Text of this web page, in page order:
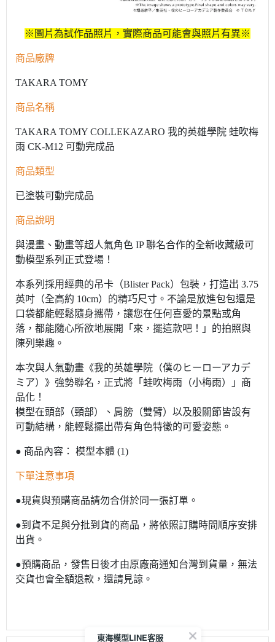
※圖片為試作品照片，實際商品可能會與照片有異※
商品廠牌
TAKARA TOMY
商品名稱
TAKARA TOMY COLLEKAZARO 我的英雄學院 蛙吹梅
雨 CK-M12 可動完成品
商品類型
已塗裝可動完成品
商品說明
與漫畫、動畫等超人氣角色 IP 聯名合作的全新收藏級可
動模型系列正式登場！
本系列採用經典的吊卡（Blister Pack）包裝，打造出 3.75
英吋（全高約 10cm）的精巧尺寸。不論是放進包包還是
口袋都能輕鬆隨身攜帶，讓您在任何喜愛的景點或角
落，都能隨心所欲地展開「來，擺這款吧！」的拍照與
陳列樂趣。
本次與人氣動畫《我的英雄學院（僕のヒーローアカデ
ミア）》強勢聯名，正式將「蛙吹梅雨（小梅雨）」商
品化！
模型在頭部（頸部）、肩膀（雙臂）以及股關節皆設有
可動結構，能輕鬆擺出帶有角色特徵的可愛姿態。
● 商品內容： 模型本體 (1)
下單注意事項
●現貨與預購商品請勿合併於同一張訂單。
●到貨不足與分批到貨的商品，將依照訂購時間順序安排
出貨。
●預購商品，發售日後才由原廠商通知台灣到貨量，無法
交貨也會全額退款，還請見諒。
東海模型LINE客服